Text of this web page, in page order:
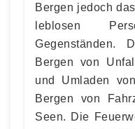
Bergen jedoch
leblosen
Gegenständen.
Bergen von
und Umladen
Bergen von
Seen. Die